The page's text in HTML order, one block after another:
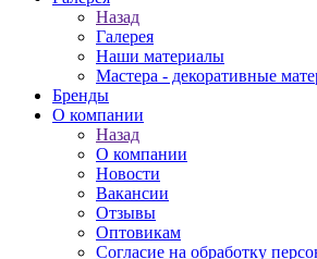
Назад
Галерея
Наши материалы
Мастера - декоративные
Бренды
О компании
Назад
О компании
Новости
Вакансии
Отзывы
Оптовикам
Cогласие на обработку